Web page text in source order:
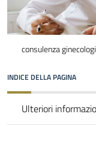
consulenza
INDICE DELLA PAGINA
Ulteriori